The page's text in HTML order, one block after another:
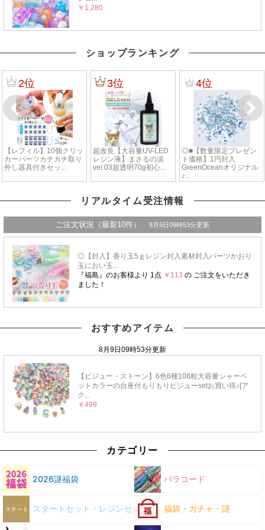
ショップランキング
リアルタイム受注情報
おすすめアイテム
カテゴリー
2026謎福袋 パラコード
スタートセット・レジンセット 福袋・ガチャ・謎